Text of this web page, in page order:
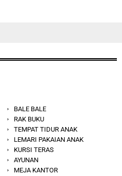
BALE BALE
RAK BUKU
TEMPAT TIDUR ANAK
LEMARI PAKAIAN ANAK
KURSI TERAS
AYUNAN
MEJA KANTOR